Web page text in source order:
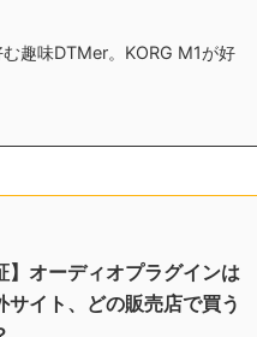
趣味DTMer。KORG M1が好
】オーディオプラグインは
サイト、どの販売店で買う